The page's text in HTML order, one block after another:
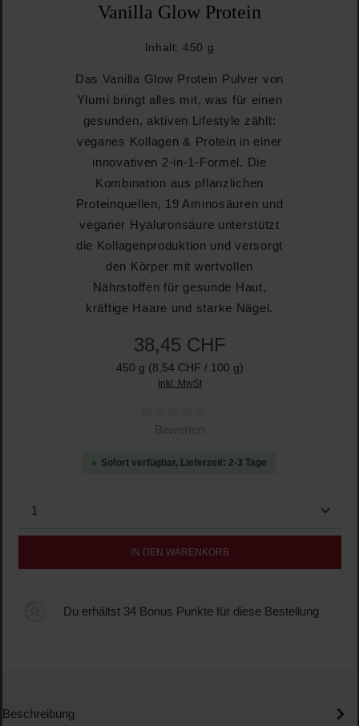
Vanilla Glow Protein
Inhalt:450 g
Das Vanilla Glow Protein Pulver von
Ylumi bringt alles mit, was für einen
gesunden, aktiven Lifestyle zählt:
veganes Kollagen & Protein in einer
innovativen 2-in-1-Formel. Die
Kombination aus pflanzlichen
Proteinquellen, 19 Aminosäuren und
veganer Hyaluronsäure unterstützt
die Kollagenproduktion und versorgt
den Körper mit wertvollen
Nährstoffen für gesunde Haut,
kräftige Haare und starke Nägel.
38,45 CHF
450 g (8,54 CHF / 100 g)
Inkl. MwSt
Durchschnittliche Bewertung von 0 von 5 Sternen
Bewerten
Sofort verfügbar, Lieferzeit: 2-3 Tage
Produkt Anzahl: Gib den gewünschten Wert ein
IN DEN WARENKORB
Du erhältst 34 Bonus Punkte für diese Bestellung
Beschreibung